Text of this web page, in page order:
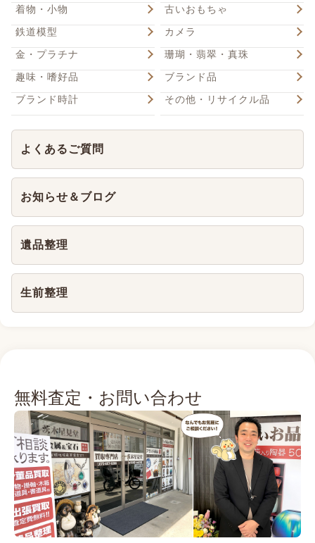
着物・小物
古いおもちゃ
鉄道模型
カメラ
金・プラチナ
珊瑚・翡翠・真珠
趣味・嗜好品
ブランド品
ブランド時計
その他・リサイクル品
よくあるご質問
お知らせ＆ブログ
遺品整理
生前整理
無料査定・お問い合わせ